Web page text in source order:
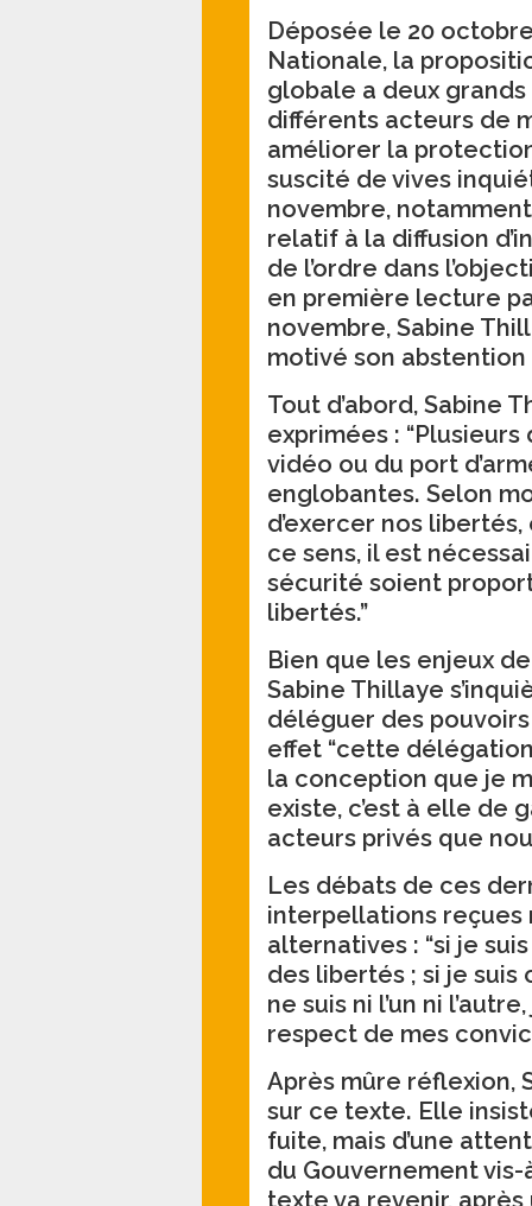
Déposée le 20
Nationale, la
globale a deux
différents acteurs de
améliorer la
suscité de vives
novembre,
relatif à la diffusion
de l’ordre dans
en première lecture
novembre, Sabine
motivé son abstention
Tout d’abord, Sabine
exprimées :
vidéo ou du port
englobantes. Selon
d’exercer nos
ce sens, il est
sécurité soient
libertés.”
Bien que les enjeux
Sabine Thillaye
déléguer des
effet “cette
la conception que je
existe, c’est à elle de
acteurs privés que
Les débats de ces
interpellations reçues
alternatives : “si je
des libertés ; si je
ne suis ni l’un ni
respect de mes
Après mûre réflexion,
sur ce texte. Elle
fuite, mais d’une
du Gouvernement
texte va revenir, après